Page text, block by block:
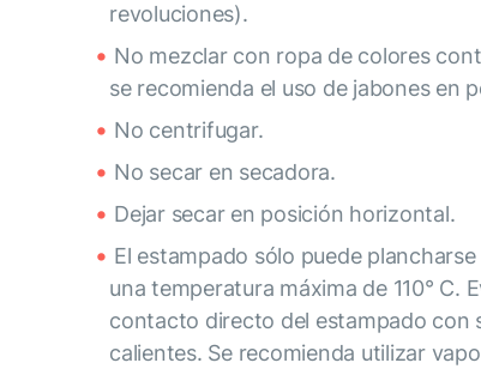
revoluciones).
No mezclar con ropa de colores
se recomienda el uso de jabones en
No centrifugar.
No secar en secadora.
Dejar secar en posición horizontal.
El estampado sólo puede plancharse
una temperatura máxima de 110° C.
contacto directo del estampado con
calientes. Se recomienda utilizar